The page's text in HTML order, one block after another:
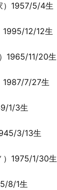
）1957/5/4生
1995/12/12生
1965/11/20生
1987/7/27生
1/3生
3/13生
）1975/1/30生
8/1生